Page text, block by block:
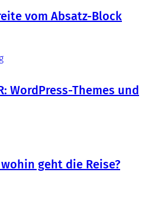
vom Absatz-Block
WordPress-Themes und
geht die Reise?